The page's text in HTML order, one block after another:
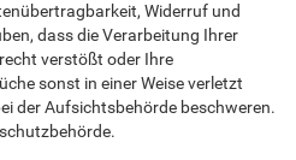
Widerruf und
dass die Verarbeitung Ihrer
verstößt oder Ihre
sonst in einer Weise verletzt
der Aufsichtsbehörde beschweren.